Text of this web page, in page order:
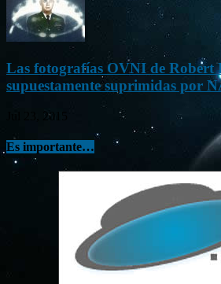
Las fotografías OVNI de Robert
supuestamente suprimidas por
Jul 23, 2015
Es importante…